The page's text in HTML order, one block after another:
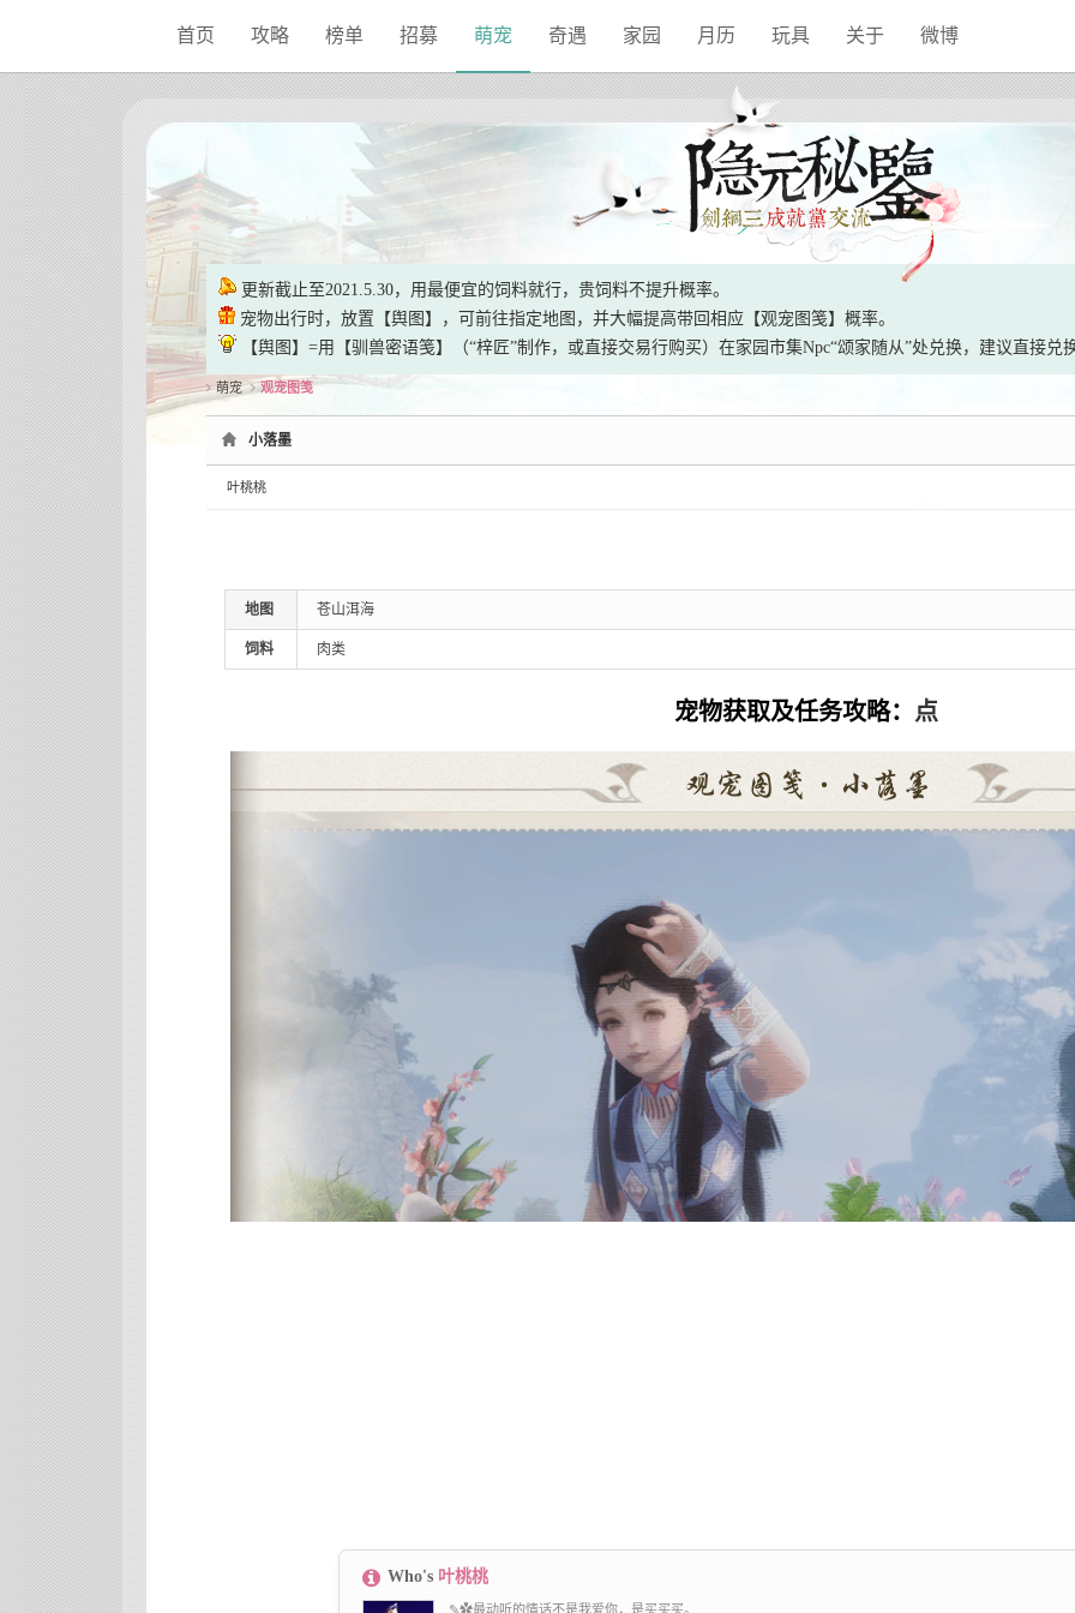
首页 攻略 榜单 招募 萌宠 奇遇 家园 月历 玩具 关于 微博
更新截止至2021.5.30，用最便宜的饲料就行，贵饲料不提升概率。
宠物出行时，放置【舆图】，可前往指定地图，并大幅提高带回相应【观宠图笺】概率。
【舆图】=用【驯兽密语笺】（“梓匠”制作，或直接交易行购买）在家园市集Npc“颂家随从”处兑换，建议直接兑
萌宠 观宠图笺
小落墨
叶桃桃
地图 苍山洱海
饲料 肉类
宠物获取及任务攻略： 点
Who's 叶桃桃
✎✿最动听的情话不是我爱你，是买买买。
Sketchbook5, 스케치북5
Sketchbook5, 스케치북5